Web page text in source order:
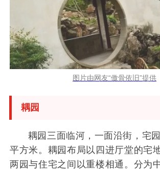
图片由网友“傲骨依旧”提供
耦园
耦园三面临河，一面沿街，宅
平方米。耦园布局以四进厅堂的宅
两园与住宅之间以重楼相通。分为